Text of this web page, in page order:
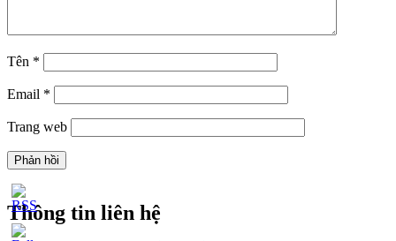
Tên *
Email *
Trang web
Thông tin liên hệ